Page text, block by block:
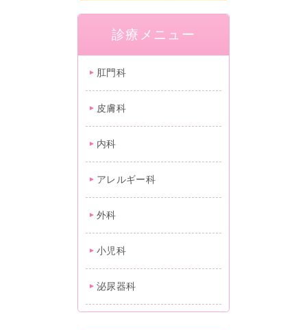
診療メニュー
肛門科
皮膚科
内科
アレルギー科
外科
小児科
泌尿器科